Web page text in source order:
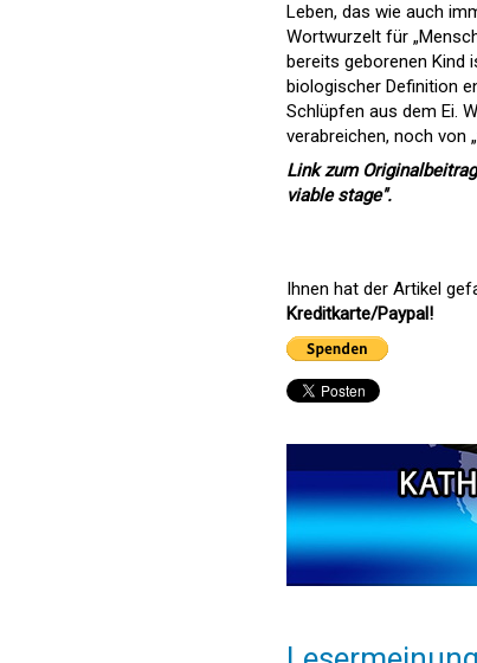
Leben, das wie auch
Wortwurzelt für
bereits geborenen Kind
biologischer Definition
Schlüpfen aus dem Ei.
verabreichen, noch von
Link zum
viable stage".
Ihnen hat der Artikel
Kreditkarte/Paypal!